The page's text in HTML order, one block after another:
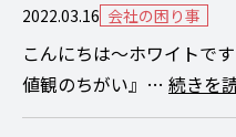
2022.03.16 会社の困り事
こんにちは～ホワイトで
値観のちがい』… 続きを